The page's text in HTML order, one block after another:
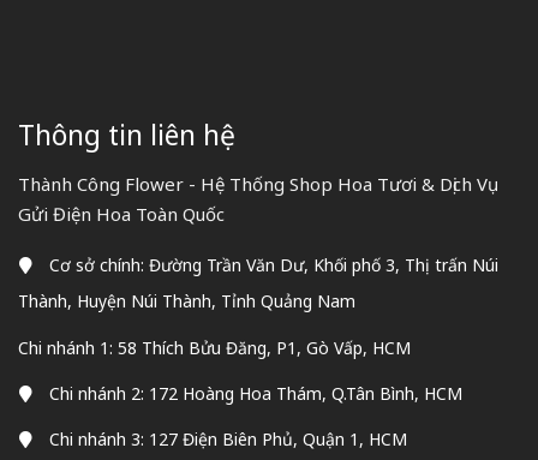
Thông tin liên hệ
Thành Công Flower - Hệ Thống Shop Hoa Tươi & Dịch Vụ
Gửi Điện Hoa Toàn Quốc
Cơ sở chính: Đường Trần Văn Dư, Khối phố 3, Thị trấn Núi
Thành, Huyện Núi Thành, Tỉnh Quảng Nam
Chi nhánh 1: 58 Thích Bửu Đăng, P1, Gò Vấp, HCM
Chi nhánh 2: 172 Hoàng Hoa Thám, Q.Tân Bình, HCM
Chi nhánh 3: 127 Điện Biên Phủ, Quận 1, HCM